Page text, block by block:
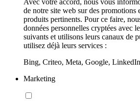
de notre site web sur des promotions
produits pertinents. Pour ce faire,
données personnelles cryptées avec
suivants et utilisons leurs canaux de
utilisez déjà leurs services :
Bing, Criteo, Meta, Google,
Marketing